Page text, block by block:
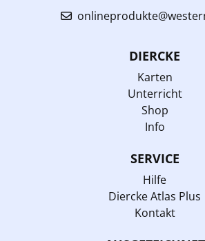
DIERCKE
Karten
Unterricht
Shop
Info
SERVICE
Hilfe
Diercke Atlas Plus
Kontakt